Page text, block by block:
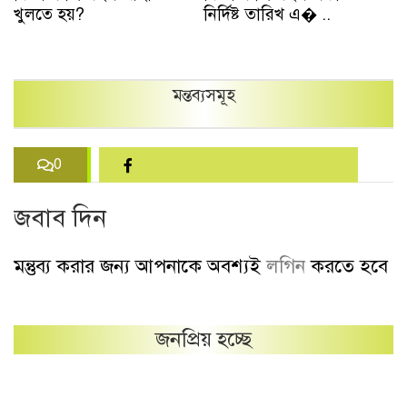
খুলতে হয়?
নির্দিষ্ট তারিখ এ� ..
মন্তব্যসমূহ
0
জবাব দিন
মন্তুব্য করার জন্য আপনাকে অবশ্যইলগিনকরতে হবে
জনপ্রিয় হচ্ছে